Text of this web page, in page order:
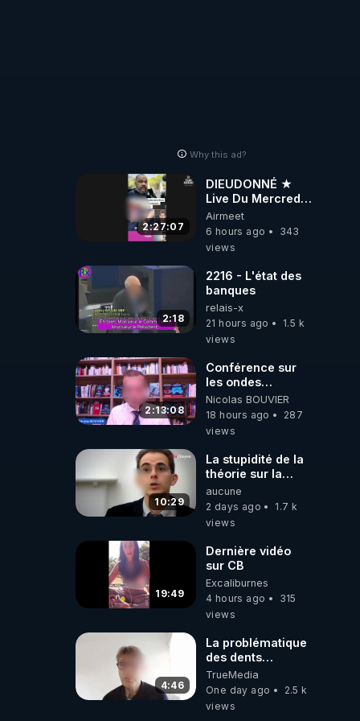
Why this ad?
2:27:07
DIEUDONNÉ ★
Live Du Mercredi
5 Août 2026
Airmeet
6 hours ago
343
views
2:18
2216 - L'état des
banques
relais-x
21 hours ago
1.5 k
views
2:13:08
Conférence sur
les ondes
électromagnétiques
par Grégoire
Caustru et Bart de
Nicolas BOUVIER
18 hours ago
287
views
10:29
La stupidité de la
théorie sur la
responsabilité de
l’homme
concernant le
carbone.
aucune
2 days ago
1.7 k
views
19:49
Dernière vidéo
sur CB
Excaliburnes
4 hours ago
315
views
4:46
La problématique
des dents
dévitalisées et
des implants
TrueMedia
One day ago
2.5 k
views